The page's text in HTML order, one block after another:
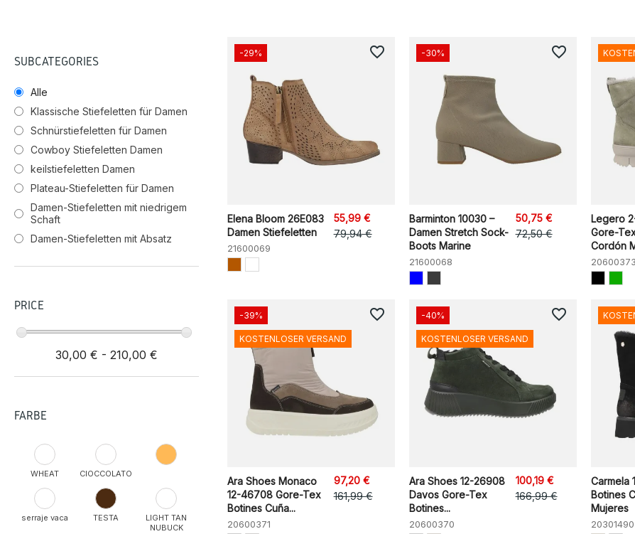
SUBCATEGORIES
Alle
Klassische Stiefeletten für Damen
Schnürstiefeletten für Damen
Cowboy Stiefeletten Damen
keilstiefeletten Damen
Plateau-Stiefeletten für Damen
Damen-Stiefeletten mit niedrigem
Schaft
Damen-Stiefeletten mit Absatz
PRICE
30,00 € - 210,00 €
FARBE
WHEAT CIOCCOLATO
serraje vaca TESTA
LIGHT TAN
NUBUCK
Elena Bloom 26E083
Damen Stiefeletten
21600069
55,99 €
79,94 €
-29% favorite_border
Barminton 10030 –
Damen Stretch Sock-
Boots Marine
21600068
50,75 €
72,50 €
-30% favorite_border
Legero
Gore-
Cordón
20600373
Ara Shoes Monaco
12-46708 Gore-Tex
Botines Cuña...
20600371
97,20 €
161,99 €
-39%
KOSTENLOSER VERSAND
favorite_border
Ara Shoes 12-26908
Davos Gore-Tex
Botines...
20600370
100,19 €
166,99 €
-40%
KOSTENLOSER VERSAND
favorite_border
Carmela
Botines
Mujeres
20301490